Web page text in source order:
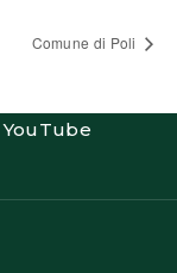
Comune di Poli
YouTube